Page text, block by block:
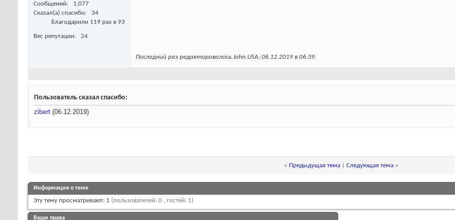
Сообщений
1,077
Сказал(а) спасибо
34
Благодарили 119 раз в 93
Вес репутации 24
Последний раз редактировалось John.USA; 06.12.2019 в 06:39.
Пользователь сказал cпасибо:
zibert (06.12.2019)
« Предыдущая тема Следующая тема »
Информация о теме
Эту тему просматривают: 1 (пользователей: 0 , гостей: 1)
Ваши права